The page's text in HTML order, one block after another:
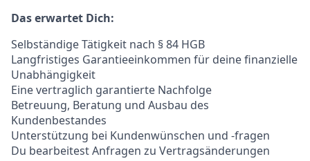
Das erwartet Dich:
Selbständige Tätigkeit nach § 84 HGB
Langfristiges Garantieeinkommen für deine finanzielle
Unabhängigkeit
Eine vertraglich garantierte Nachfolge
Betreuung, Beratung und Ausbau des
Kundenbestandes
Unterstützung bei Kundenwünschen und -fragen
Du bearbeitest Anfragen zu Vertragsänderungen